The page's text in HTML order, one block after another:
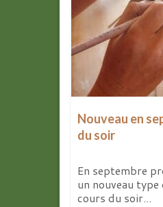
Nouveau en
du soir
En septembre
un nouveau type
cours du soir...